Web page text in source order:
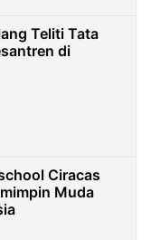
Teliti Tata
di
Ciracas
Muda